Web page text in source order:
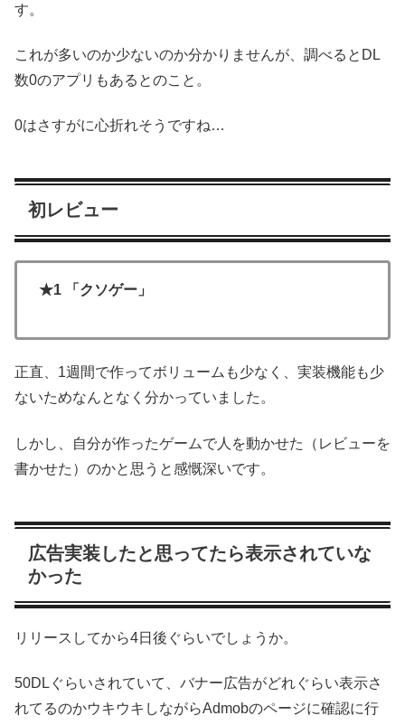
す。
これが多いのか少ないのか分かりませんが、調べるとDL
数0のアプリもあるとのこと。
0はさすがに心折れそうですね…
初レビュー
★1 「クソゲー」
正直、1週間で作ってボリュームも少なく、実装機能も少
ないためなんとなく分かっていました。
しかし、自分が作ったゲームで人を動かせた（レビューを
書かせた）のかと思うと感慨深いです。
広告実装したと思ってたら表示されていな
かった
リリースしてから4日後ぐらいでしょうか。
50DLぐらいされていて、バナー広告がどれぐらい表示さ
れてるのかウキウキしながらAdmobのページに確認に行